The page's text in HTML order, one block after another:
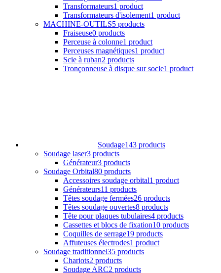
Transformateurs1 product
Transformateurs d'isolement1 product
MACHINE-OUTILS5 products
Fraiseuse0 products
Perceuse à colonne1 product
Perceuses magnétiques1 product
Scie à ruban2 products
Tronçonneuse à disque sur socle1 product
Soudage143 products
Soudage laser3 products
Générateur3 products
Soudage Orbital80 products
Accessoires soudage orbital1 product
Générateurs11 products
Têtes soudage fermées26 products
Têtes soudage ouvertes8 products
Tête pour plaques tubulaires4 products
Cassettes et blocs de fixation10 products
Coquilles de serrage19 products
Affuteuses électrodes1 product
Soudage traditionnel35 products
Chariots2 products
Soudage ARC2 products